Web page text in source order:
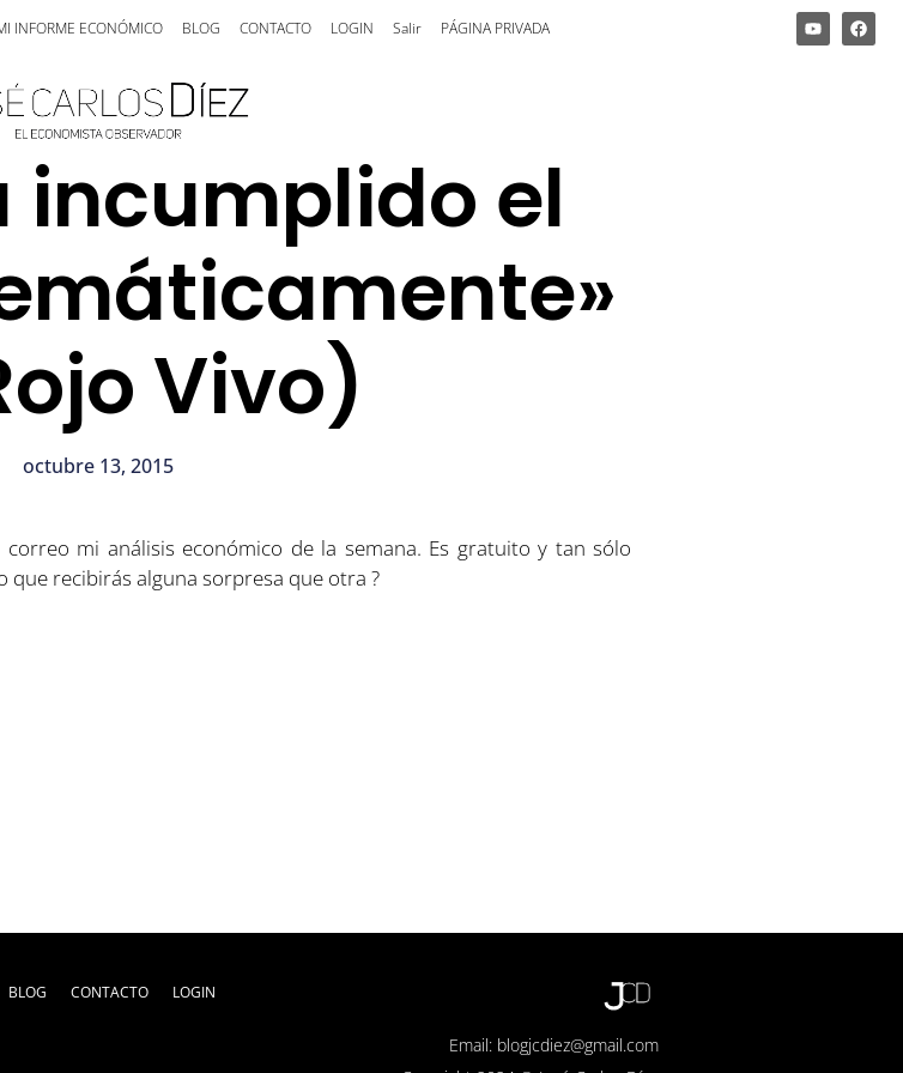
INFORME ECONÓMICO BLOG CONTACTO LOGIN Salir PÁGINA PRIVADA
incumplido el
Vivo)
octubre 13, 2015
mi análisis económico de la semana. Es gratuito y tan sólo
que recibirás alguna sorpresa que otra ?
BLOG CONTACTO LOGIN
Email: blogjcdiez@gmail.com